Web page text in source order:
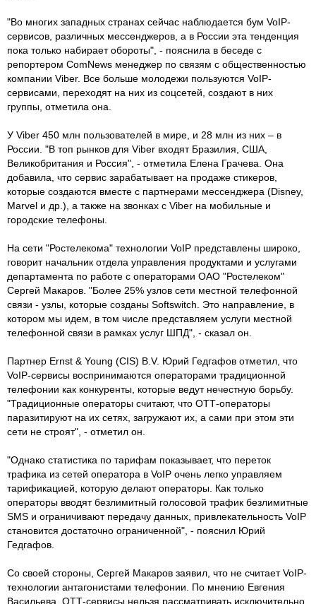
"Во многих западных странах сейчас наблюдается бум VoIP-
сервисов, различных мессенджеров, а в России эта тенденция
пока только набирает обороты", - пояснила в беседе с
репортером ComNews менеджер по связям с общественностью
компании Viber. Все больше молодежи пользуются VoIP-
сервисами, переходят на них из соцсетей, создают в них
группы, отметила она.
У Viber 450 млн пользователей в мире, и 28 млн из них – в
России. "В топ рынков для Viber входят Бразилия, США,
Великобритания и Россия", - отметила Елена Грачева. Она
добавила, что сервис зарабатывает на продаже стикеров,
которые создаются вместе с партнерами мессенджера (Disney,
Marvel и др.), а также на звонках с Viber на мобильные и
городские телефоны.
На сети "Ростелекома" технологии VoIP представлены широко,
говорит начальник отдела управления продуктами и услугами
департамента по работе с операторами ОАО "Ростелеком"
Сергей Макаров. "Более 25% узлов сети местной телефонной
связи - узлы, которые созданы Softswitch. Это направление, в
котором мы идем, в том числе представляем услуги местной
телефонной связи в рамках услуг ШПД", - сказал он.
Партнер Ernst & Young (CIS) B.V. Юрий Гедгафов отметил, что
VoIP-сервисы воспринимаются операторами традиционной
телефонии как конкуренты, которые ведут нечестную борьбу.
"Традиционные операторы считают, что ОТТ-операторы
паразитируют на их сетях, загружают их, а сами при этом эти
сети не строят", - отметил он.
"Однако статистика по тарифам показывает, что переток
трафика из сетей оператора в VoIP очень легко управляем
тарификацией, которую делают операторы. Как только
операторы вводят безлимитный голосовой трафик безлимитные
SMS и ограничивают передачу данных, привлекательность VoIP
становится достаточно ограниченной", - пояснил Юрий
Гедгафов.
Со своей стороны, Сергей Макаров заявил, что не считает VoIP-
технологии антагонистами телефонии. По мнению Евгения
Васильева, ОТТ-сервисы нельзя рассматривать исключительно